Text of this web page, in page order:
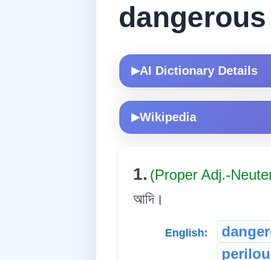
dangerous
▶AI Dictionary Details
▶Wikipedia
1. (Proper Adj.-
আদি।
English: